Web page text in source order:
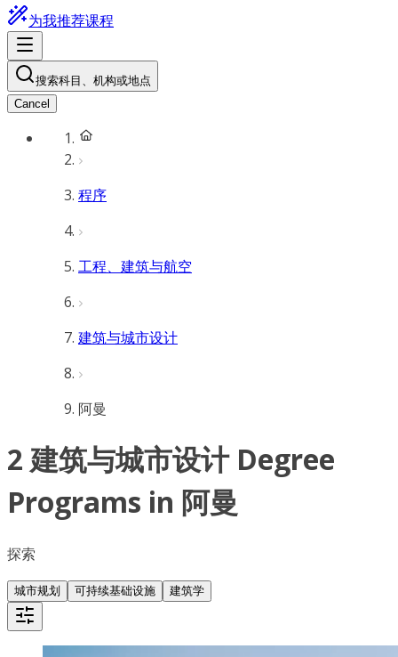
为我推荐课程
搜索科目、机构或地点
Cancel
程序
工程、建筑与航空
建筑与城市设计
阿曼
2 建筑与城市设计 Degree
Programs in 阿曼
探索
城市规划 可持续基础设施 建筑学